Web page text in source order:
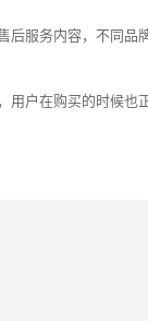
后服务内容，不同品
用户在购买的时候也